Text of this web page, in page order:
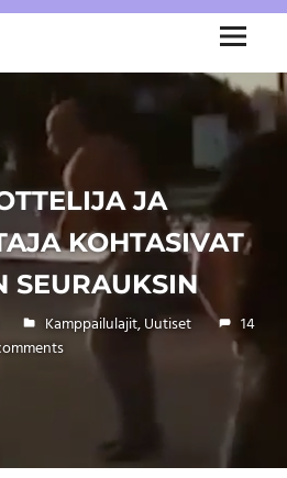
Menu
JA
KOHTASIVAT
SEURAUKSIN
Kamppailulajit,Uutiset
14